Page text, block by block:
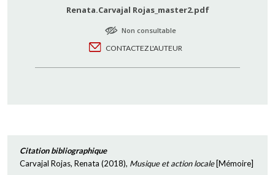
Renata.Carvajal Rojas_master2.pdf
Non consultable
CONTACTEZ L'AUTEUR
Citation bibliographique
Carvajal Rojas, Renata (2018), Musique et action locale[Mémoire]